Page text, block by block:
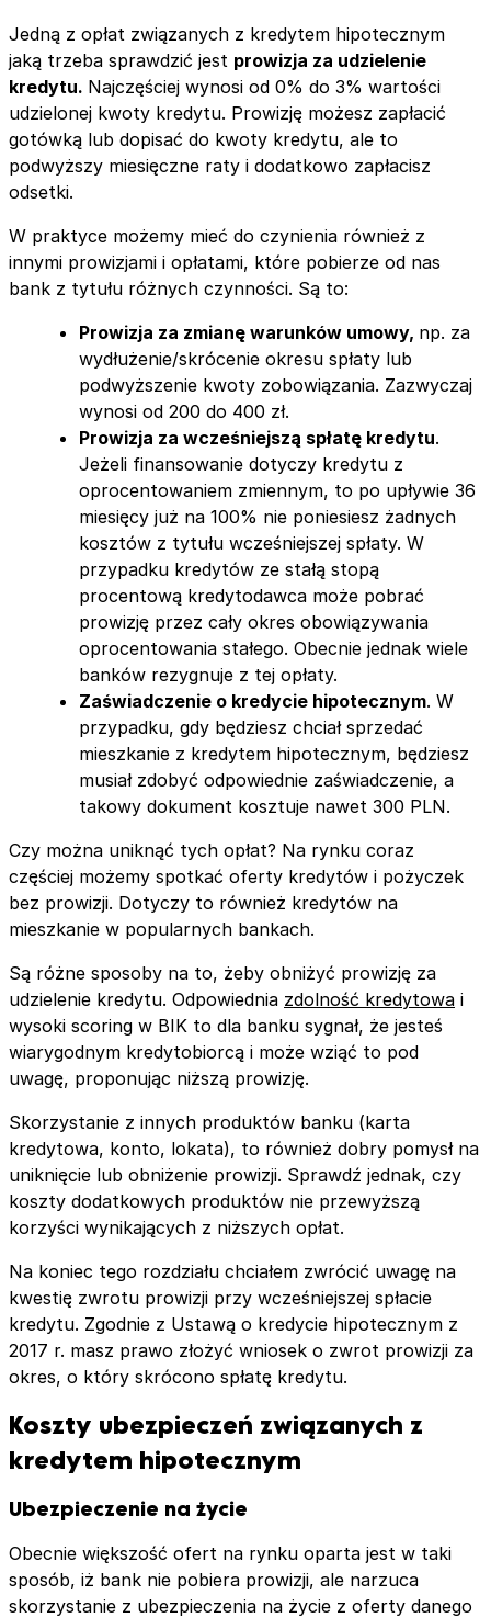
Jedną z opłat związanych z kredytem hipotecznym
jaką trzeba sprawdzić jest prowizja za udzielenie
kredytu. Najczęściej wynosi od 0% do 3% wartości
udzielonej kwoty kredytu. Prowizję możesz zapłacić
gotówką lub dopisać do kwoty kredytu, ale to
podwyższy miesięczne raty i dodatkowo zapłacisz
odsetki.
W praktyce możemy mieć do czynienia również z
innymi prowizjami i opłatami, które pobierze od nas
bank z tytułu różnych czynności. Są to:
Prowizja za zmianę warunków umowy, np. za
wydłużenie/skrócenie okresu spłaty lub
podwyższenie kwoty zobowiązania. Zazwyczaj
wynosi od 200 do 400 zł.
Prowizja za wcześniejszą spłatę kredytu.
Jeżeli finansowanie dotyczy kredytu z
oprocentowaniem zmiennym, to po upływie 36
miesięcy już na 100% nie poniesiesz żadnych
kosztów z tytułu wcześniejszej spłaty. W
przypadku kredytów ze stałą stopą
procentową kredytodawca może pobrać
prowizję przez cały okres obowiązywania
oprocentowania stałego. Obecnie jednak wiele
banków rezygnuje z tej opłaty.
Zaświadczenie o kredycie hipotecznym. W
przypadku, gdy będziesz chciał sprzedać
mieszkanie z kredytem hipotecznym, będziesz
musiał zdobyć odpowiednie zaświadczenie, a
takowy dokument kosztuje nawet 300 PLN.
Czy można uniknąć tych opłat? Na rynku coraz
częściej możemy spotkać oferty kredytów i pożyczek
bez prowizji. Dotyczy to również kredytów na
mieszkanie w popularnych bankach.
Są różne sposoby na to, żeby obniżyć prowizję za
udzielenie kredytu. Odpowiednia zdolność kredytowa i
wysoki scoring w BIK to dla banku sygnał, że jesteś
wiarygodnym kredytobiorcą i może wziąć to pod
uwagę, proponując niższą prowizję.
Skorzystanie z innych produktów banku (karta
kredytowa, konto, lokata), to również dobry pomysł na
uniknięcie lub obniżenie prowizji. Sprawdź jednak, czy
koszty dodatkowych produktów nie przewyższą
korzyści wynikających z niższych opłat.
Na koniec tego rozdziału chciałem zwrócić uwagę na
kwestię zwrotu prowizji przy wcześniejszej spłacie
kredytu. Zgodnie z Ustawą o kredycie hipotecznym z
2017 r. masz prawo złożyć wniosek o zwrot prowizji za
okres, o który skrócono spłatę kredytu.
Koszty ubezpieczeń związanych z
kredytem hipotecznym
Ubezpieczenie na życie
Obecnie większość ofert na rynku oparta jest w taki
sposób, iż bank nie pobiera prowizji, ale narzuca
skorzystanie z ubezpieczenia na życie z oferty danego